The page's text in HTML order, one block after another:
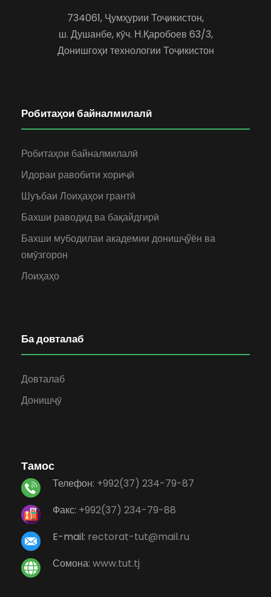
734061, Ҷумҳурии Тоҷикистон,
ш. Душанбе, кӯч. Н.Қаробоев 63/3,
Донишгоҳи технологии Тоҷикистон
Робитаҳои байналмилалӣ
Робитаҳои байналмилалӣ
Идораи равобити хориҷӣ
Шуъбаи Лоиҳаҳои грантӣ
Бахши раводид ва бақайдгирӣ
Бахши мубодилаи академии донишҷўён ва
омӯзгорон
Лоиҳаҳо
Ба довталаб
Довталаб
Донишҷӯ
Тамос
Телефон: +992(37) 234-79-87
Факс: +992(37) 234-79-88
E-mail: rectorat-tut@mail.ru
Сомона: www.tut.tj